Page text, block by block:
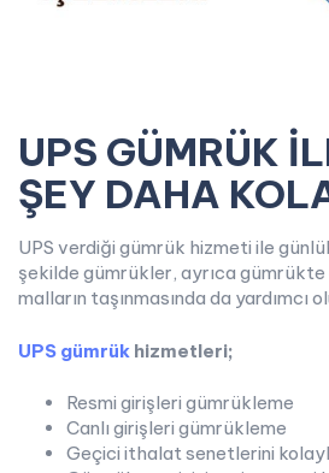
UPS GÜMRÜK
ŞEY DAHA
UPS verdiği gümrük hizmeti ile
şekilde gümrükler, ayrıca
malların taşınmasında da yardımcı
UPS gümrük hizmetleri;
Resmi girişleri gümrükleme
Canlı girişleri gümrükleme
Geçici ithalat senetlerini